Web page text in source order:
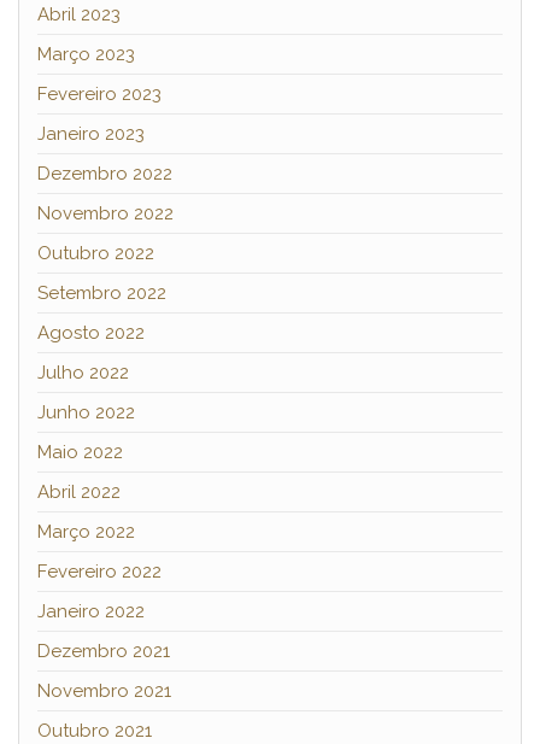
Abril 2023
Março 2023
Fevereiro 2023
Janeiro 2023
Dezembro 2022
Novembro 2022
Outubro 2022
Setembro 2022
Agosto 2022
Julho 2022
Junho 2022
Maio 2022
Abril 2022
Março 2022
Fevereiro 2022
Janeiro 2022
Dezembro 2021
Novembro 2021
Outubro 2021